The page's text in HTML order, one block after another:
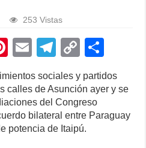
253 Vistas
Pi
nt
er
e
st
E
ail
T
el
e
gr
a
C
p
y
Li
h
ar
sociales y partidos
calles de Asunción ayer y se
del Congreso
bilateral entre Paraguay
potencia de Itaipú.